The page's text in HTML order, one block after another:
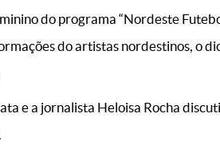
do programa “Nordeste
do artistas nordestinos, o
e a jornalista Heloisa Rocha